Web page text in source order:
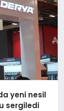
yeni nesil
sergiledi